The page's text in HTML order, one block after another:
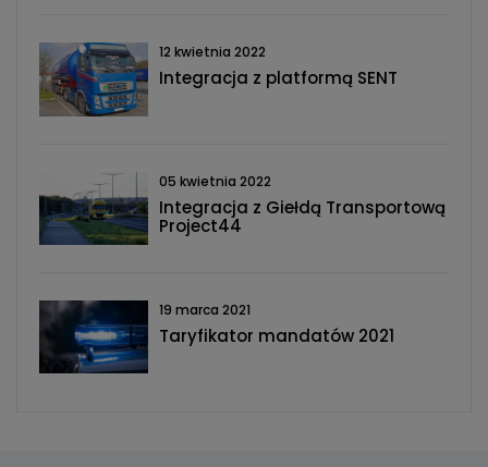
12 kwietnia 2022
Integracja z platformą SENT
05 kwietnia 2022
Integracja z Giełdą Transportową
Project44
19 marca 2021
Taryfikator mandatów 2021